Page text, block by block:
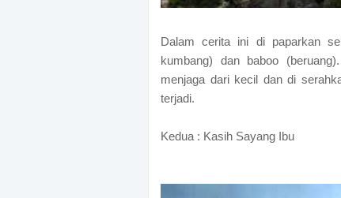
Dalam cerita ini di paparkan
kumbang) dan baboo
menjaga dari kecil dan di
terjadi.
Kedua : Kasih Sayang Ibu